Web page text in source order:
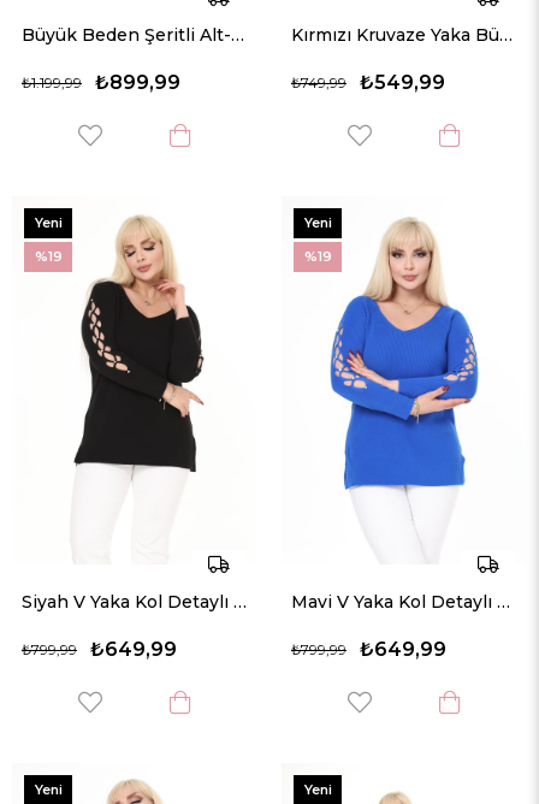
Büyük Beden Şeritli Alt-Üst Örme Takım
₺899,99
₺1.199,99
Kırmızı Kruvaze Yaka Büyükbeden Astarlı Şifon Elbise
₺549,99
₺749,99
Siyah V Yaka Kol Detaylı Triko Örme Taşlı Kazak
₺649,99
₺799,99
Yeni
Ürün
%19
Mavi V Yaka Kol Detaylı Triko Örme Taşlı Kazak
₺649,99
₺799,99
Yeni
Ürün
%19
Yeni
Yeni